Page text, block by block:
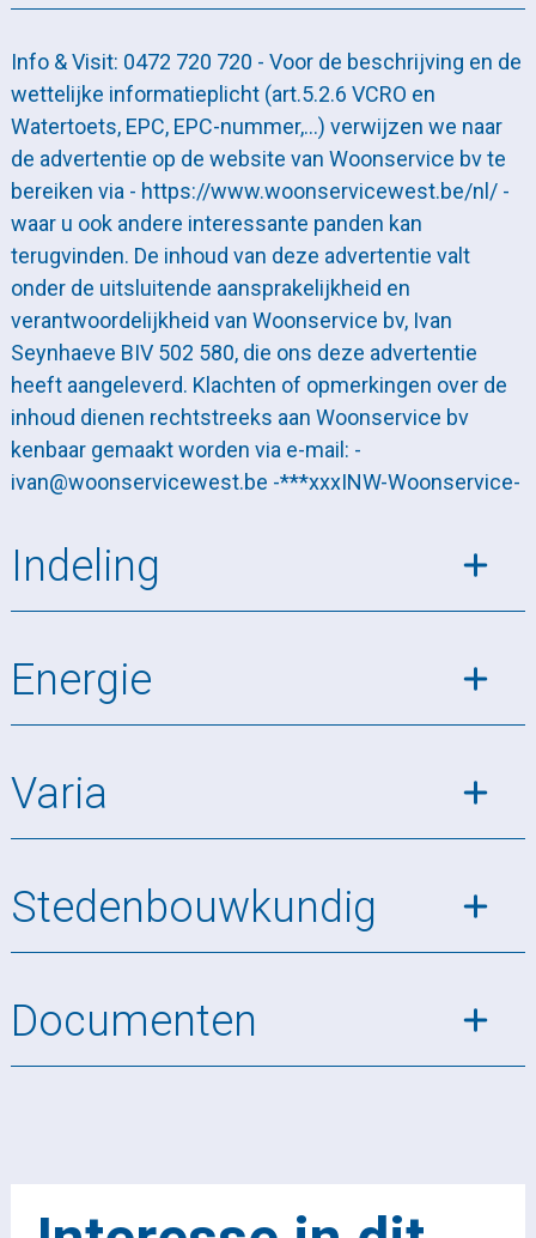
Info & Visit: 0472 720 720 - Voor de beschrijving en de
wettelijke informatieplicht (art.5.2.6 VCRO en
Watertoets, EPC, EPC-nummer,…) verwijzen we naar
de advertentie op de website van Woonservice bv te
bereiken via - https://www.woonservicewest.be/nl/ -
waar u ook andere interessante panden kan
terugvinden. De inhoud van deze advertentie valt
onder de uitsluitende aansprakelijkheid en
verantwoordelijkheid van Woonservice bv, Ivan
Seynhaeve BIV 502 580, die ons deze advertentie
heeft aangeleverd. Klachten of opmerkingen over de
inhoud dienen rechtstreeks aan Woonservice bv
kenbaar gemaakt worden via e-mail: -
ivan@woonservicewest.be -***xxxINW-Woonservice-
Indeling
Energie
Varia
Stedenbouwkundig
Documenten